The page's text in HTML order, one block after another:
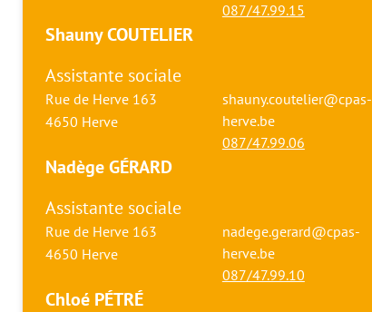
087/47.99.15
Shauny COUTELIER
Assistante sociale
Rue de Herve 163
4650 Herve
shauny.coutelier@cpas-
herve.be
087/47.99.06
Nadège GÉRARD
Assistante sociale
Rue de Herve 163
4650 Herve
nadege.gerard@cpas-
herve.be
087/47.99.10
Chloé PÉTRÉ